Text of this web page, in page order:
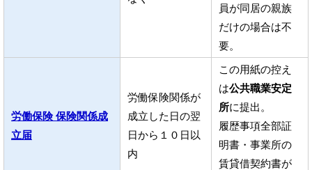
員が同居の親族
だけの場合は不
要。
労働保険 保険関係成
立届
労働保険関係が
成立した日の翌
日から１０日以
内
この用紙の控え
は公共職業安定
所に提出。
履歴事項全部証
明書・事業所の
賃貸借契約書が